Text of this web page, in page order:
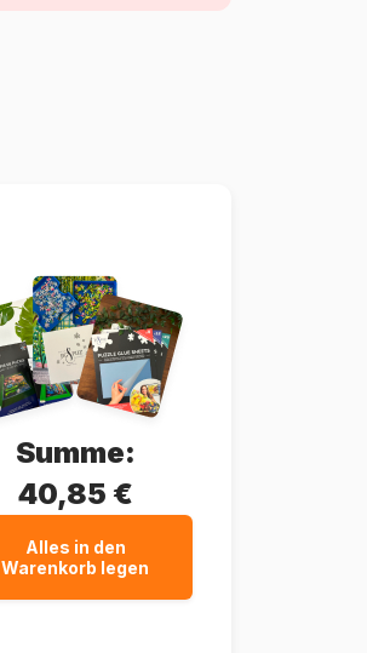
Summe:
40,85 €
Alles in den
Warenkorb legen